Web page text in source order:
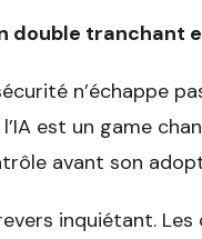
double tranchant
n’échappe
est un game
avant son
inquiétant.